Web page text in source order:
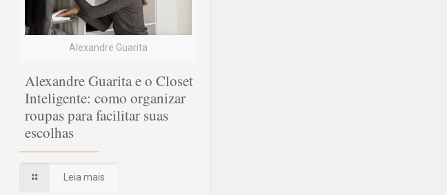
Alexandre Guarita
Alexandre Guarita e o Closet
Inteligente: como organizar
roupas para facilitar suas
escolhas
Leia mais